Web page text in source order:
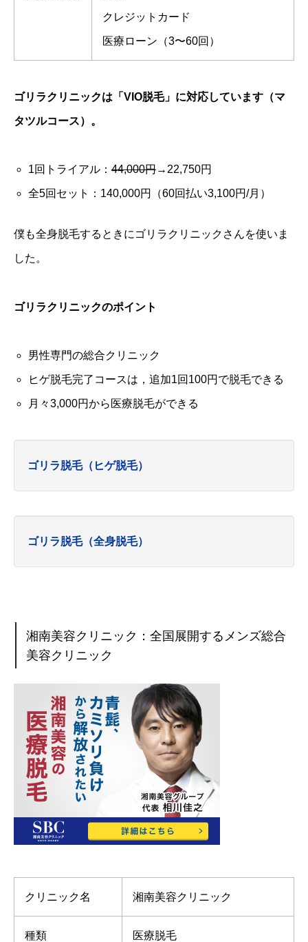
クレジットカード
医療ローン（3〜60回）
ゴリラクリニックは「VIO脱毛」に対応しています（マ
タツルコース）。
1回トライアル：44,000円→22,750円
全5回セット：140,000円（60回払い3,100円/月）
僕も全身脱毛するときにゴリラクリニックさんを使いま
した。
ゴリラクリニックのポイント
男性専門の総合クリニック
ヒゲ脱毛完了コースは，追加1回100円で脱毛できる
月々3,000円から医療脱毛ができる
ゴリラ脱毛（ヒゲ脱毛）
ゴリラ脱毛（全身脱毛）
湘南美容クリニック：全国展開するメンズ総合
美容クリニック
クリニック名 湘南美容クリニック
種類 医療脱毛